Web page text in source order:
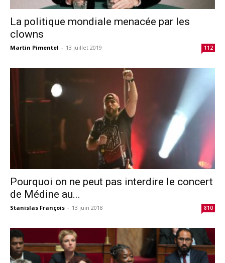
La politique mondiale menacée par les
clowns
Martin Pimentel - 13 juillet 2019 112
Pourquoi on ne peut pas interdire le concert
de Médine au...
Stanislas François - 13 juin 2018 810